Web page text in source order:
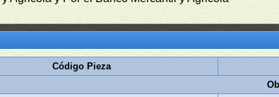
Código Pieza